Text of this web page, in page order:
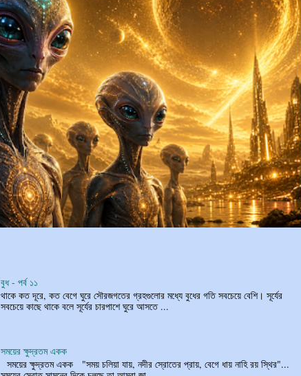
বুধ - পর্ব ১১
থাকে কত দূরে, কত বেগে ঘুরে সৌরজগতের গ্রহগুলোর মধ্যে বুধের গতি সবচেয়ে বেশি। সূর্যের
সবচেয়ে কাছে থাকে বলে সূর্যের চারপাশে ঘুরে আসতে ...
সময়ের ক্ষুদ্রতম একক
সময়ের ক্ষুদ্রতম একক "সময় চলিয়া যায়, নদীর স্রোতের প্রায়, বেগে ধায় নাহি রয় স্থির"...